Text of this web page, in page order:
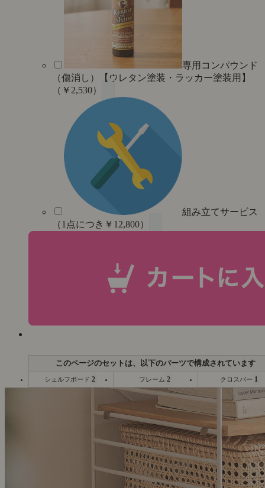
専用コンパウンド
（傷消し）【ウレタン塗装・ラッカー塗装用】
（￥2,530）
組み立てサービス
（1点につき￥12,800）
シェルフボード 2 フレーム 2 クロスバー 1